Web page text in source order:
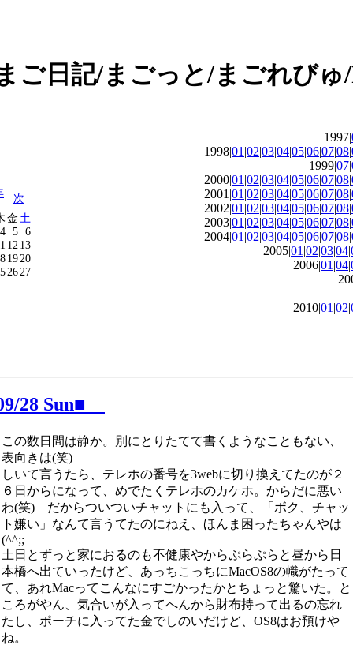
次
金 土
4 5 6
12 13
1920
2627
1997|
1998|01 |02|03|04|05|06|07|08|
1999|07|
2000|01 |02|03|04|05|06|07|08|
2001|01 |02|03|04|05|06|07|08|
2002|01 |02|03|04|05|06|07|08|
2003|01 |02|03|04|05|06|07|08|
2004|01 |02|03|04|05|06|07|08|
2005|01 |02|03|04|
2006|01 |04|
2010|01 |02|
28 Sun■
この数日間は静か。別にとりたてて書くようなこともない、
表向きは(笑)
しいて言うたら、テレホの番号を3webに切り換えてたのが２
６日からになって、めでたくテレホのカケホ。からだに悪い
わ(笑) だからついついチャットにも入って、「ボク、チャッ
ト嫌い」なんて言うてたのにねえ、ほんま困ったちゃんやは
(^^;;
土日とずっと家におるのも不健康やからぷらぷらと昼から日
本橋へ出ていったけど、あっちこっちにMacOS8の幟がたって
て、あれMacってこんなにすごかったかとちょっと驚いた。と
ころがやん、気合いが入ってへんから財布持って出るの忘れ
たし、ポーチに入ってた金でしのいだけど、OS8はお預けや
ね。